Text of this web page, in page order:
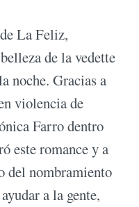
La Feliz,
de la vedette
noche. Gracias a
violencia de
Farro dentro
este romance y a
del nombramiento
a la gente,